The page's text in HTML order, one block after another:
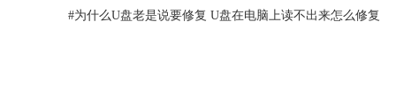
#为什么U盘老是说要修复 U盘在电脑上读不出来怎么修复